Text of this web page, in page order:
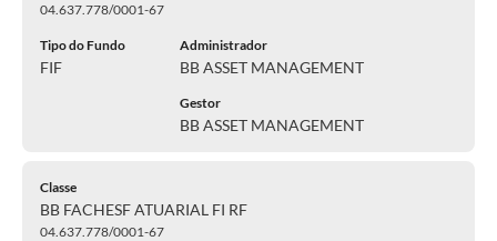
04.637.778/0001-67
Tipo do Fundo
FIF
Administrador
BB ASSET MANAGEMENT
Gestor
BB ASSET MANAGEMENT
Classe
BB FACHESF ATUARIAL FI RF
04.637.778/0001-67